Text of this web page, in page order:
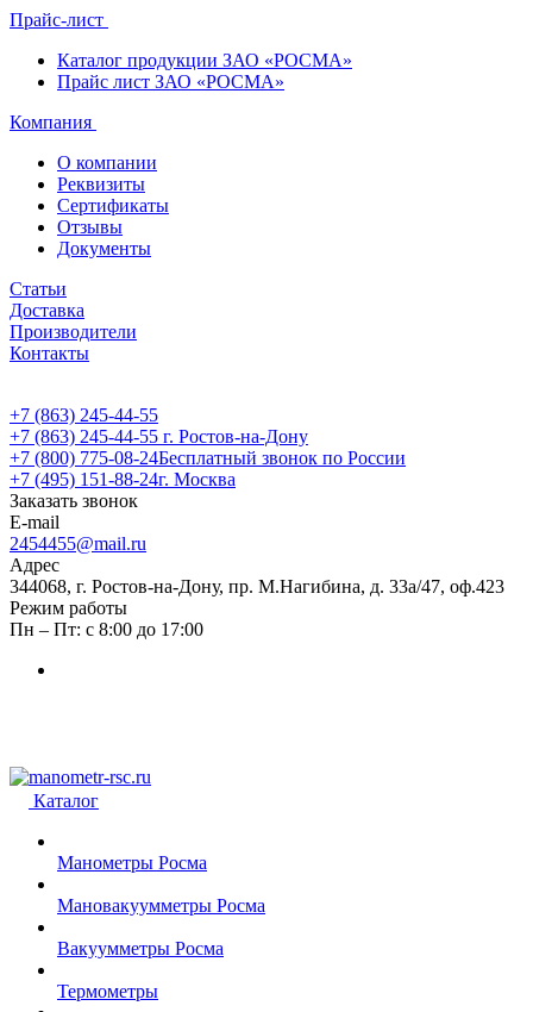
Прайс-лист
Каталог продукции ЗАО «РОСМА»
Прайс лист ЗАО «РОСМА»
Компания
О компании
Реквизиты
Сертификаты
Отзывы
Документы
Статьи
Доставка
Производители
Контакты
+7 (863) 245-44-55
+7 (863) 245-44-55 г. Ростов-на-Дону
+7 (800) 775-08-24Бесплатный звонок по России
+7 (495) 151-88-24г. Москва
Заказать звонок
E-mail
2454455@mail.ru
Адрес
344068, г. Ростов-на-Дону, пр. М.Нагибина, д. 33а/47, оф.423
Режим работы
Пн – Пт: с 8:00 до 17:00
Каталог
Манометры Росма
Мановакуумметры Росма
Вакуумметры Росма
Термометры